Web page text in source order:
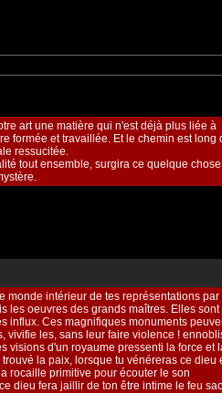
art une matière qui n'est déjà plus liée à
formée et travaillée. Et le chemin est long
ressucitée.
tout ensemble, surgira ce quelque
monde intérieur de tes représentations par
les oeuvres des grands maîtres. Elles sont
influx. Ces magnifiques monuments
vivifie les, sans leur faire violence !
visions d'un royaume pressenti la force et
la paix, lorsque tu vénéreras ce dieu
rocaille primitive pour écouter le son
dieu fera jaillir de ton être intime le feu